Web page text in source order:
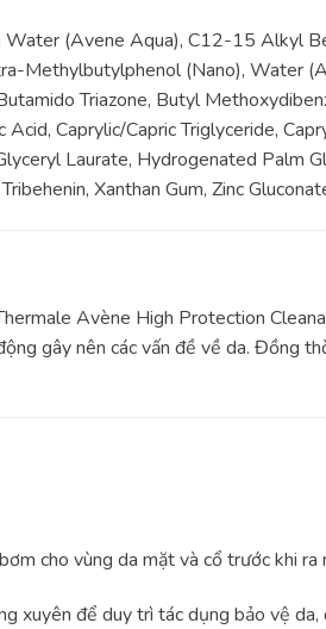
Water (Avene Aqua), C12-15 Alkyl
Methylbutylphenol (Nano), Water
Triazone, Butyl
Acid, Caprylic/Capric Triglyceride,
Laurate, Hydrogenated Palm
Xanthan Gum, Zinc
Avène High Protection
gây nên các vấn đề về da. Đồng
cho vùng da mặt và cổ trước khi ra
xuyên để duy trì tác dụng bảo vệ